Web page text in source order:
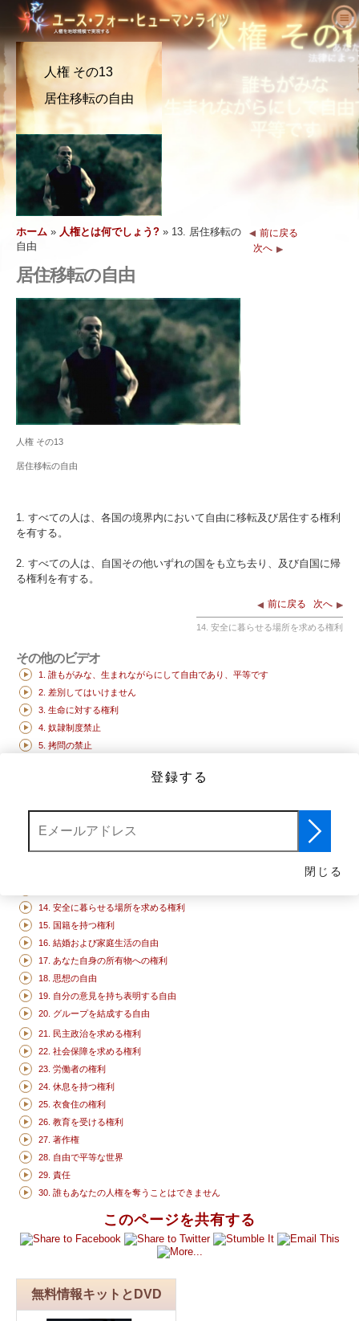
ユース･フォー･ヒューマンライツにつ
いて
ユース･フォー･ヒューマンライツとは?
私たちの目的
ユース･フォー･ヒューマンライツの歴史
役員
顧問委員会
YHRIの協力者
推薦の言葉
人権とは何でしょう?
人権の定義
人権の背景
世界人権宣言
教育者へ
ようこそ
教育パッケージの内容
教育者からの結果報告
人権カリキュラム
プログラムの実施
活動を始める
活動に参加する
請願
メンバーシップと寄付
コンテスト
人権を求める主張
人権の擁護者たち
さまざまな人権団体
ニュース
注文
問い合わせ
人権 その13
居住移転の自由
ホーム » 人権とは何でしょう? » 13. 居住移転の
自由
前に戻る
次へ
このページを共有する
無料情報キットとDVD
居住移転の自由
人権 その13
居住移転の自由
1. すべての人は、各国の境界内において自由に移転及び居住する権利
を有する。
2. すべての人は、自国その他いずれの国をも立ち去り、及び自国に帰
る権利を有する。
前に戻る 次へ
14. 安全に暮らせる場所を求める権利
その他のビデオ
1. 誰もがみな、生まれながらにして自由であり、平等です
2. 差別してはいけません
3. 生命に対する権利
4. 奴隷制度禁止
5. 拷問の禁止
7. 私たちは法の下に平等です
10. 裁判を受ける権利
11. 有罪と証明されない限りは無罪
14. 安全に暮らせる場所を求める権利
15. 国籍を持つ権利
16. 結婚および家庭生活の自由
17. あなた自身の所有物への権利
18. 思想の自由
19. 自分の意見を持ち表明する自由
20. グループを結成する自由
21. 民主政治を求める権利
22. 社会保障を求める権利
23. 労働者の権利
24. 休息を持つ権利
25. 衣食住の権利
26. 教育を受ける権利
27. 著作権
28. 自由で平等な世界
29. 責任
30. 誰もあなたの人権を奪うことはできません
登録する
閉じる